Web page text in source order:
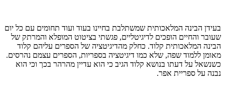
בעידן הבינה המלאכותית שמשתלבת בחיינו בעוד ועוד תחומים עם כל יום
שעובר והחיים הופכים לדיגיטליים, פגשתי בציטוט המופלא והמרתק של
הבינה המלאכותית קלוד. כחלק מהדיגיטציה של הספרים עליהם קלוד
מאומן ללמוד שפה, שלא כמו דיגיטציה בספריות, הספרים עצמם נהרסים.
כשנשאל על דעתו בנושא קלוד הגיב כי הוא עדיין מהרהר בכך וכי הוא
נבנה על ספריית אפר.